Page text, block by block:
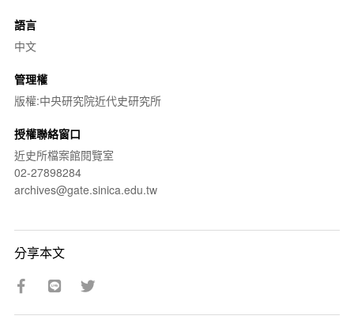
語言
中文
管理權
版權:中央研究院近代史研究所
授權聯絡窗口
近史所檔案館閱覽室
02-27898284
archives@gate.sinica.edu.tw
分享本文